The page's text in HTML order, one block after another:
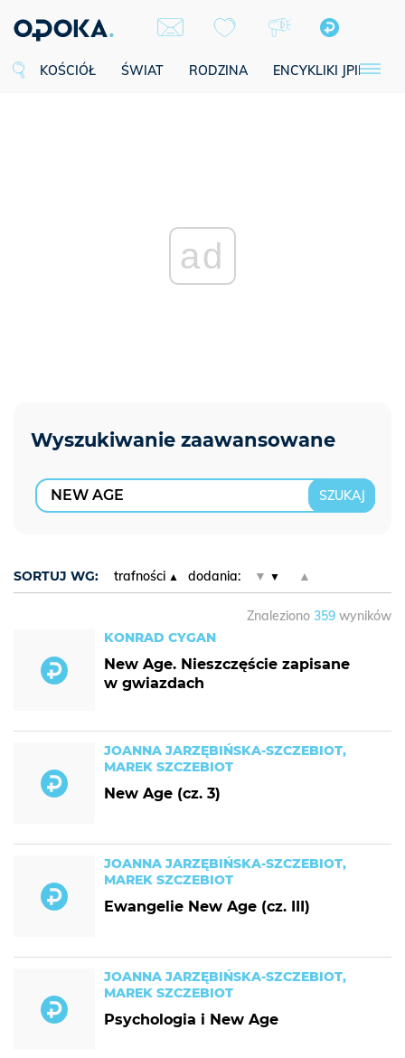
KOŚCIÓŁ ŚWIAT RODZINA ENCYKLIKI JPII
ad
SORTUJ WG: trafności dodania: ▼ ▲
Znaleziono 359 wyników
KONRAD CYGAN
New Age. Nieszczęście zapisane
w gwiazdach
JOANNA JARZĘBIŃSKA-SZCZEBIOT,
MAREK SZCZEBIOT
New Age (cz. 3)
JOANNA JARZĘBIŃSKA-SZCZEBIOT,
MAREK SZCZEBIOT
Ewangelie New Age (cz. III)
JOANNA JARZĘBIŃSKA-SZCZEBIOT,
MAREK SZCZEBIOT
Psychologia i New Age